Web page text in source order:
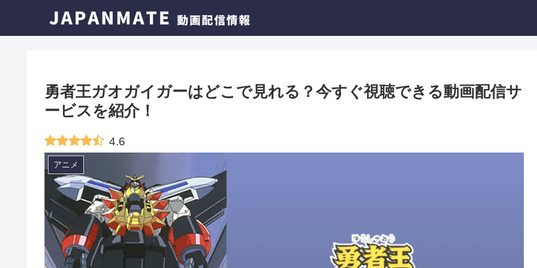
勇者王ガオガイガーはどこで見れる？今すぐ視聴できる動画配信サ
ービスを紹介！
4.6
アニメ